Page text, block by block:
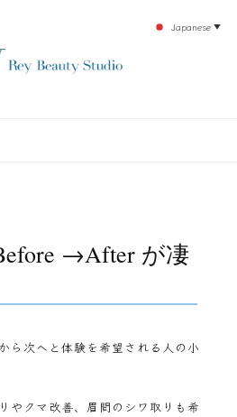
テだからこそ、お客様が必ず満足してもらえるこ
→After が凄
ら次へと体験を希望される人の小
やクマ改善、眉間のシワ取りも希
Japanese ▼